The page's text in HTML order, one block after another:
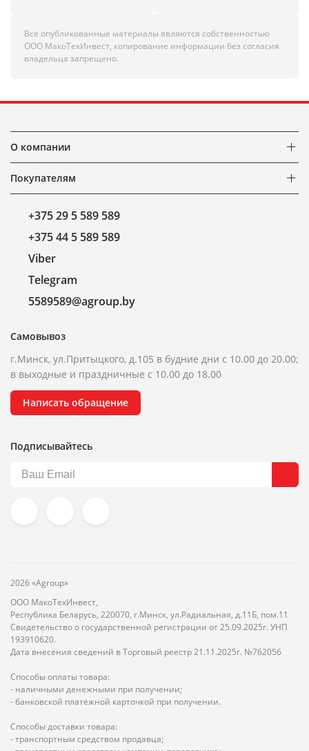
Все опубликованные материалы являются собственностью
ООО МакоТехИнвест, копирование информации без согласия
владельца запрещено.
О компании
Покупателям
+375 29 5 589 589
+375 44 5 589 589
Viber
Telegram
5589589@agroup.by
Самовывоз
г.Минск, ул.Притыцкого, д.105 в будние дни с 10.00 до 20.00;
в выходные и праздничные с 10.00 до 18.00
Написать обращение
Подписывайтесь
2026 «Agroup»
ООО МакоТехИнвест,
Республика Беларусь, 220070, г.Минск, ул.Радиальная, д.11Б, пом.11
Свидетельство о государственной регистрации от 25.09.2025г. УНП
193910620.
Дата внесения сведений в Торговый реестр 21.11.2025г. №762056
Способы оплаты товара:
- наличными денежными при получении;
- банковской платёжной карточкой при получении.
Способы доставки товара:
- транспортным средством продавца;